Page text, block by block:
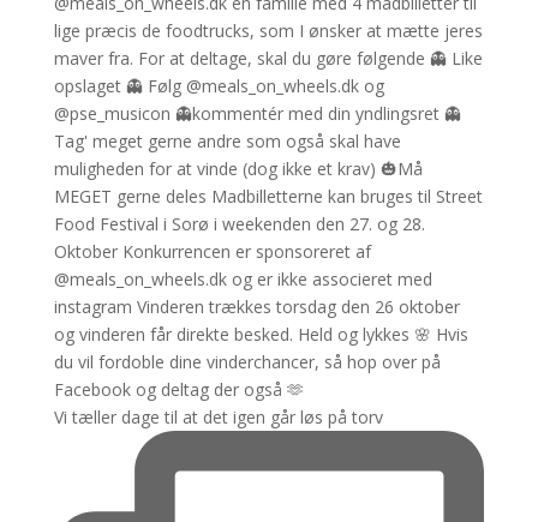
Vi tæller dage til at det igen går løs på torv